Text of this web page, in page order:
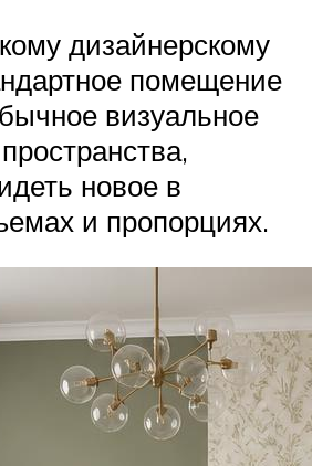
дизайнерскому
помещение
визуальное
новое в
и пропорциях.